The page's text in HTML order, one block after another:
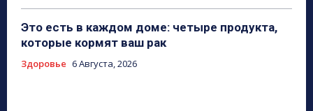
Это есть в каждом доме: четыре продукта,
которые кормят ваш рак
Здоровье 6 Августа, 2026